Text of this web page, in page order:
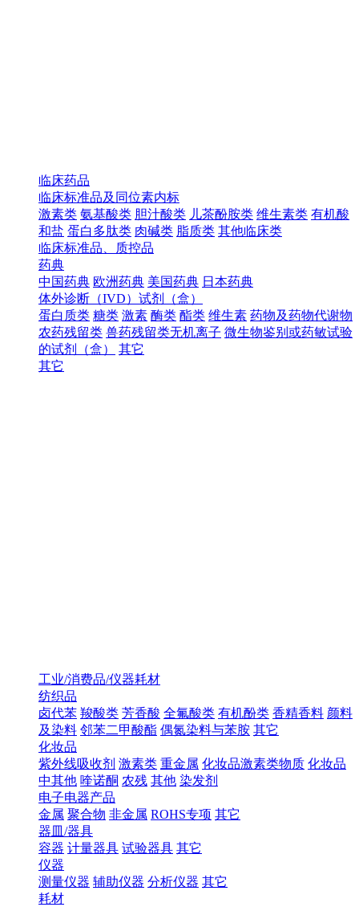
临床药品
临床标准品及同位素内标
激素类 氨基酸类 胆汁酸类 儿茶酚胺类 维生素类 有机酸
和盐 蛋白多肽类 肉碱类 脂质类 其他临床类
临床标准品、质控品
药典
中国药典 欧洲药典 美国药典 日本药典
体外诊断（IVD）试剂（盒）
蛋白质类 糖类 激素 酶类 酯类 维生素 药物及药物代谢物
农药残留类 兽药残留类无机离子 微生物鉴别或药敏试验
的试剂（盒）
其它
其它
工业/消费品/仪器耗材
纺织品
卤代苯 羧酸类 芳香酸 全氟酸类 有机酚类 香精香料 颜料
及染料 邻苯二甲酸酯 偶氮染料与苯胺 其它
化妆品
紫外线吸收剂 激素类 重金属 化妆品激素类物质 化妆品
中其他 喹诺酮 农残 其他 染发剂
电子电器产品
金属 聚合物 非金属 ROHS专项 其它
器皿/器具
容器 计量器具 试验器具 其它
仪器
测量仪器 辅助仪器 分析仪器 其它
耗材